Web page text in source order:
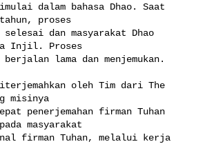
dalam bahasa Dhao. Saat
proses
selesai dan masyarakat Dhao
Injil. Proses
lama dan menjemukan.
oleh Tim dari The
misinya
penerjemahan firman Tuhan
masyarakat
firman Tuhan, melalui kerja